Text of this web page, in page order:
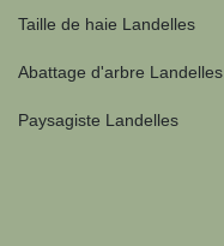
Taille de haie Landelles
Abattage d'arbre Landelles
Paysagiste Landelles